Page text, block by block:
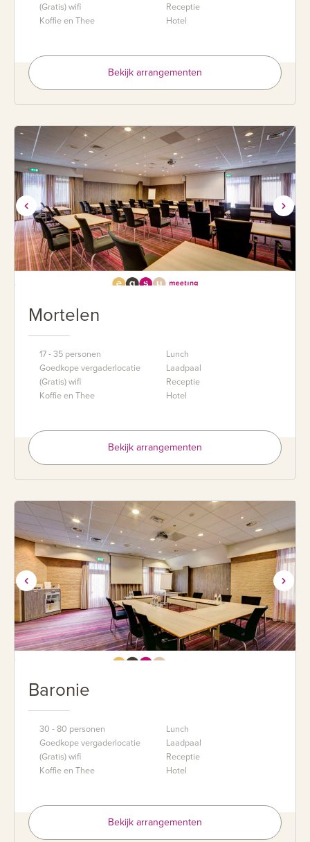
(Gratis) wifi
Koffie en Thee
Receptie
Hotel
Bekijk arrangementen
Mortelen
17 - 35 personen
Goedkope vergaderlocatie
(Gratis) wifi
Koffie en Thee
Lunch
Laadpaal
Receptie
Hotel
Bekijk arrangementen
Baronie
30 - 80 personen
Goedkope vergaderlocatie
(Gratis) wifi
Koffie en Thee
Lunch
Laadpaal
Receptie
Hotel
Bekijk arrangementen